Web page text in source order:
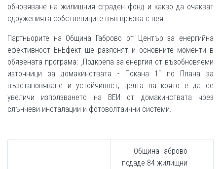
обновяване на жилищния сграден фонд и какво да очакват
сдруженията собствениците във връзка с нея.
Партньорите на Община Габрово от Център за енергийна
ефективност ЕнЕфект ще разяснят и основните моменти в
обявената програма: „Подкрепа за енергия от възобновяеми
източници за домакинствата - Покана 1“ по Плана за
възстановяване и устойчивост, целта на която е да се
увеличи използването на ВЕИ от домакинствата чрез
слънчеви инсталации и фотоволтаични системи.
Община Габрово
подаде 84 жилищни